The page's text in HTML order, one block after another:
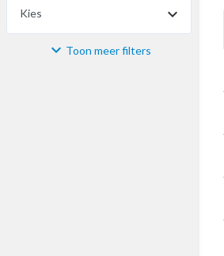
Kies
Materiaal Toon meer filters